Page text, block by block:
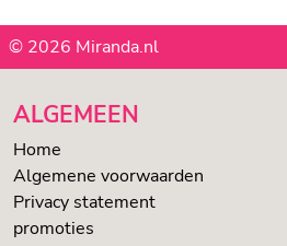
© 2026 Miranda.nl
ALGEMEEN
Home
Algemene voorwaarden
Privacy statement
promoties